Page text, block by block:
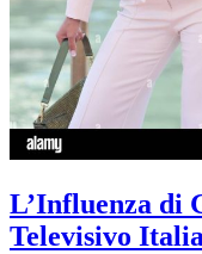
L’Influenza di
Televisivo